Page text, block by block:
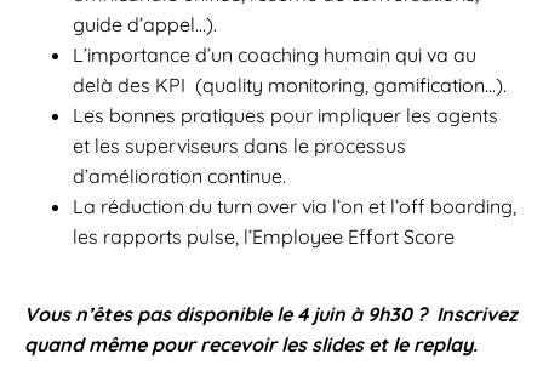
guide d’appel…).
L’importance d’un coaching humain qui va au
delà des KPI (quality monitoring, gamification…).
Les bonnes pratiques pour impliquer les agents
et les superviseurs dans le processus
d’amélioration continue.
La réduction du turn over via l’on et l’off boarding,
les rapports pulse, l’Employee Effort Score
Vous n’êtes pas disponible le 4 juin à 9h30 ? Inscrivez
quand même pour recevoir les slides et le replay.